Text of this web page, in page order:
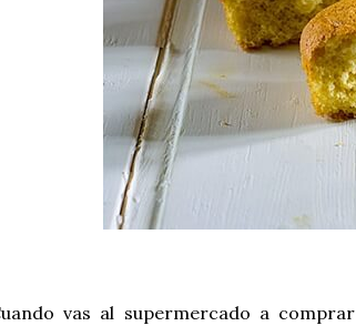
vas al supermercado a